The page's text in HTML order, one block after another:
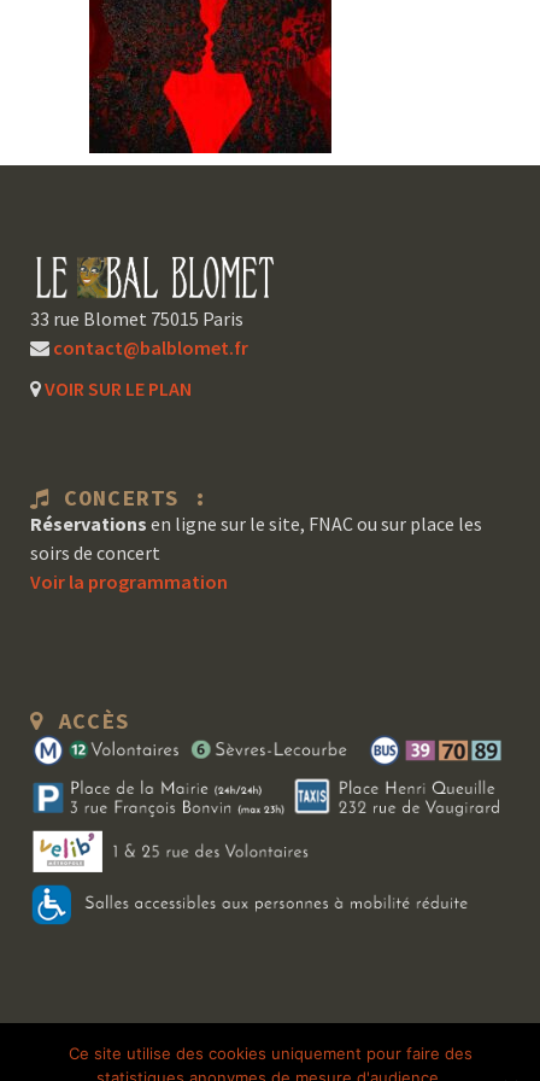
33 rue Blomet 75015 Paris
contact@balblomet.fr
VOIR SUR LE PLAN
CONCERTS :
Réservations en ligne sur le site, FNAC ou sur place les
soirs de concert
Voir la programmation
ACCÈS
Copyright 2026 Le Bal Blomet | Tous droits réservés | Mentions légales
Ce site utilise des cookies uniquement pour faire des